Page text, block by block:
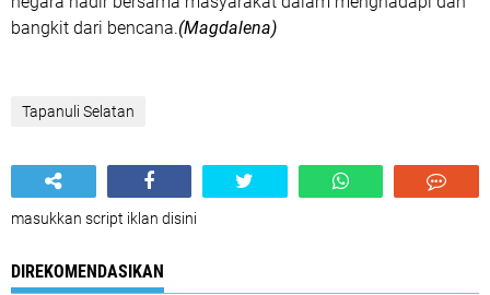
bangkit dari bencana.(Magdalena)
Tapanuli Selatan
masukkan script iklan disini
DIREKOMENDASIKAN